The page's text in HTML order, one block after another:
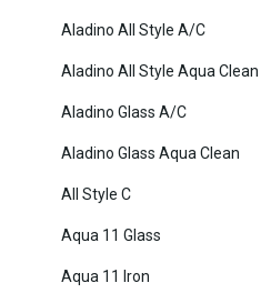
Aladino All Style A/C
Aladino All Style Aqua Clean
Aladino Glass A/C
Aladino Glass Aqua Clean
All Style C
Aqua 11 Glass
Aqua 11 Iron